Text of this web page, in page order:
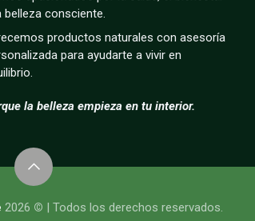
belleza consciente.
productos naturales con asesoría
para ayudarte a vivir en
la belleza empieza en tu interior.
2026 © | Todos los derechos reservados.